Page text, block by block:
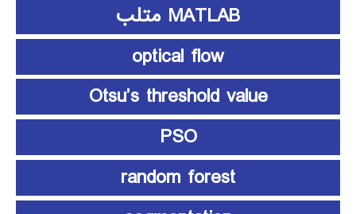
MATLAB متلب
optical flow
Otsu’s threshold value
PSO
random forest